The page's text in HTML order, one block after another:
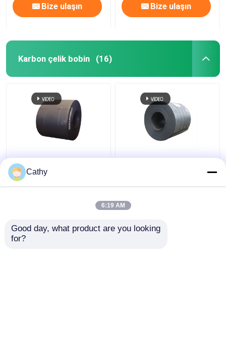
Bize ulaşın Bize ulaşın
Karbon çelik bobin (16)
Ucuz Fiyat Sıcak Valla
Karbon Çelik Bobin
DC01 DX51D 235JR
5mm Hafif Çelik Bobin
Fabrika Fiyatı Sıcak
Çelik Yaprak Bobinleri
Cathy
6:19 AM
Good day, what product are you looking
for?